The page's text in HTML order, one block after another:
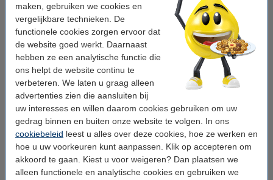
maken, gebruiken we cookies en
vergelijkbare technieken. De
functionele cookies zorgen ervoor dat
de website goed werkt. Daarnaast
hebben ze een analytische functie die
ons helpt de website continu te
verbeteren. We laten u graag alleen
advertenties zien die aansluiten bij
uw interesses en willen daarom cookies gebruiken om uw
gedrag binnen en buiten onze website te volgen. In ons
cookiebeleid leest u alles over deze cookies, hoe ze werken en
hoe u uw voorkeuren kunt aanpassen. Klik op accepteren om
akkoord te gaan. Kiest u voor weigeren? Dan plaatsen we
alleen functionele en analytische cookies en gebruiken we
Wasgoedmarker: kledinglabels van bijna alle textielsoorten.
Speciale markers worden veel gebruikt door professionals in de
medische sector, bouw, scheepvaart en nucleaire industrie. Ook
voor thuis, kantoren, winkels of restaurants hebben wij handige
stiften. Hier kunnen diepvriesmarkers, meubelmarkers of
voegenmarkers goed van pas komen.
Stickerverwijderaar
Gebruik een stickerverwijderaar om moeiteloos alle soorten
papieren etiketten, labels en stickers te verwijderen. In onze
webshop vindt u een handige stift en een spray. De stift is